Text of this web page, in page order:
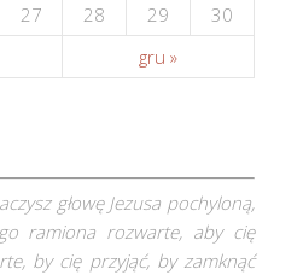
gru »
27 28 29 30
głowę Jezusa pochyloną,
ramiona rozwarte, aby cię
by cię przyjąć, by zamknąć